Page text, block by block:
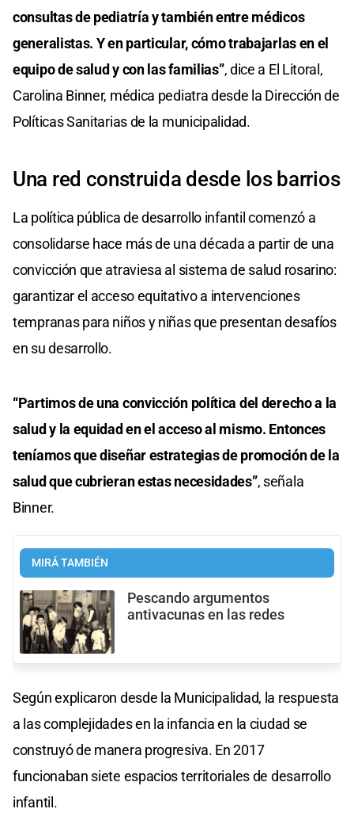
consultas de pediatría y también entre médicos
generalistas. Y en particular, cómo trabajarlas en el
equipo de salud y con las familias”, dice a El Litoral,
Carolina Binner, médica pediatra desde la Dirección de
Políticas Sanitarias de la municipalidad.
Una red construida desde los barrios
La política pública de desarrollo infantil comenzó a
consolidarse hace más de una década a partir de una
convicción que atraviesa al sistema de salud rosarino:
garantizar el acceso equitativo a intervenciones
tempranas para niños y niñas que presentan desafíos
en su desarrollo.
“Partimos de una convicción política del derecho a la
salud y la equidad en el acceso al mismo. Entonces
teníamos que diseñar estrategias de promoción de la
salud que cubrieran estas necesidades”, señala
Binner.
MIRÁ TAMBIÉN
Pescando argumentos
antivacunas en las redes
Según explicaron desde la Municipalidad, la respuesta
a las complejidades en la infancia en la ciudad se
construyó de manera progresiva. En 2017
funcionaban siete espacios territoriales de desarrollo
infantil.